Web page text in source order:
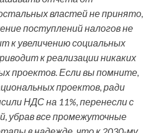
властей не принято,
поступлений налогов не
к увеличению социальных
к реализации никаких
проектов. Если вы помните,
проектов, ради
НДС на 11%, перенесли с
убрав все промежуточные